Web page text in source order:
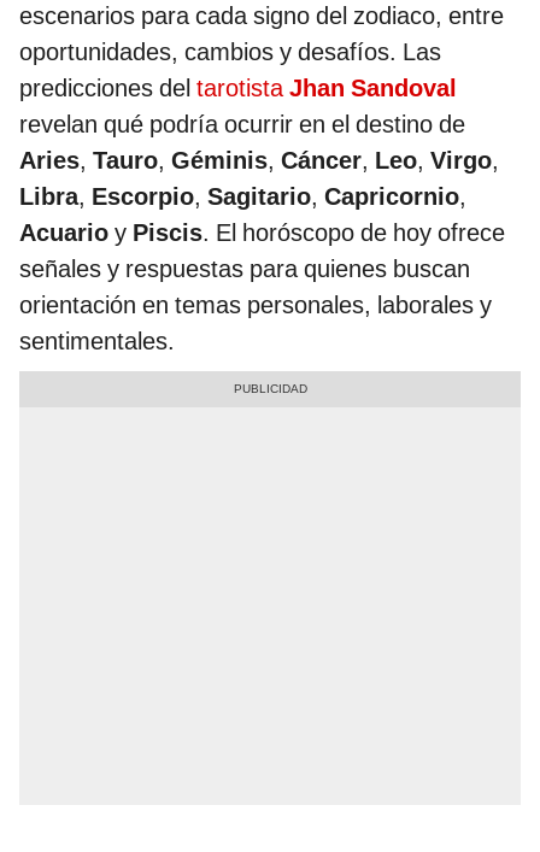
escenarios para cada signo del zodiaco, entre
oportunidades, cambios y desafíos. Las
predicciones del tarotistaJhan Sandoval
revelan qué podría ocurrir en el destino de
Aries, Tauro, Géminis, Cáncer, Leo, Virgo,
Libra, Escorpio, Sagitario, Capricornio,
Acuario y Piscis. El horóscopo de hoy ofrece
señales y respuestas para quienes buscan
orientación en temas personales, laborales y
sentimentales.